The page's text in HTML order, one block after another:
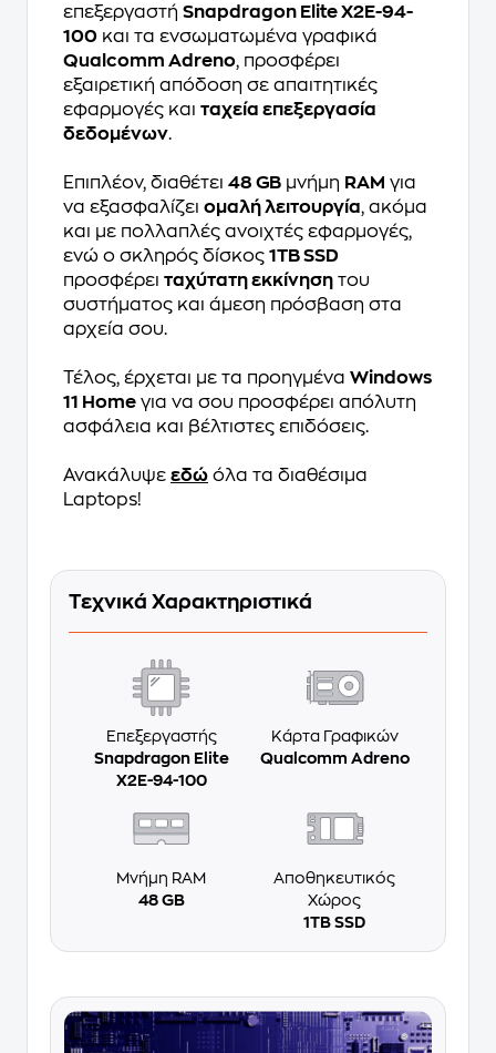
επεξεργαστή Snapdragon Elite X2E-94-
100 και τα ενσωματωμένα γραφικά
Qualcomm Adreno, προσφέρει
εξαιρετική απόδοση σε απαιτητικές
εφαρμογές και ταχεία επεξεργασία
δεδομένων.
Επιπλέον, διαθέτει 48 GB μνήμη RAM για
να εξασφαλίζει ομαλή λειτουργία, ακόμα
και με πολλαπλές ανοιχτές εφαρμογές,
ενώ ο σκληρός δίσκος 1TB SSD
προσφέρει ταχύτατη εκκίνηση του
συστήματος και άμεση πρόσβαση στα
αρχεία σου.
Τέλος, έρχεται με τα προηγμένα Windows
11 Home για να σου προσφέρει απόλυτη
ασφάλεια και βέλτιστες επιδόσεις.
Ανακάλυψε εδώ όλα τα διαθέσιμα
Laptops!
Τεχνικά Χαρακτηριστικά
Επεξεργαστής
Snapdragon Elite
X2E-94-100
Κάρτα Γραφικών
Qualcomm Adreno
Μνήμη RAM
48 GB
Αποθηκευτικός
Χώρος
1TB SSD